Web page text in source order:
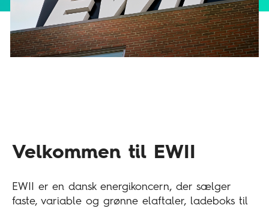
Velkommen til EWII
EWII er en dansk energikoncern, der sælger
faste, variable og grønne elaftaler, ladeboks til